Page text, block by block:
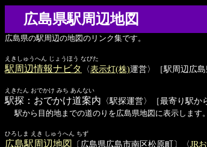
広島県駅周辺地図
広島県の駅周辺の地図のリンク集です。
えきしゅうへん じょうほう なびた
駅周辺情報ナビタ 〈表示灯(株)運営〉［駅周辺広島
えきたん おでかけ みち あんない
駅探：おでかけ道案内 〈駅探運営〉［最寄り駅か
駅から目的地までの道のりを広島県地図に表示します
ひろしま えき しゅうへん ちず
広島駅周辺地図 〔広島県広島市南区松原町〕〈JR